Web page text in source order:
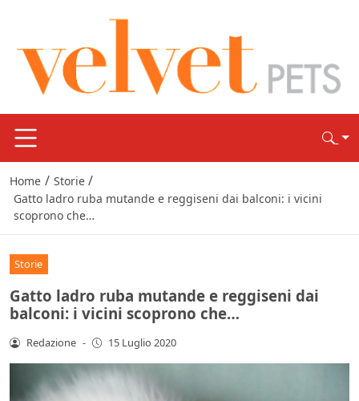
Home / Storie /
Gatto ladro ruba mutande e reggiseni dai balconi: i vicini
scoprono che…
Storie
Gatto ladro ruba mutande e reggiseni dai
balconi: i vicini scoprono che…
Redazione - 15 Luglio 2020